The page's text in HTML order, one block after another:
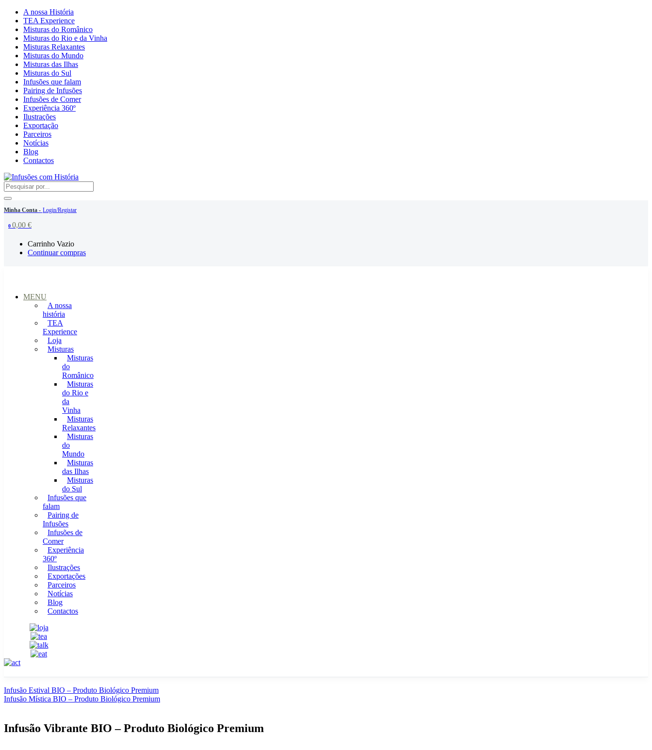
A nossa História
TEA Experience
Misturas do Românico
Misturas do Rio e da Vinha
Misturas Relaxantes
Misturas do Mundo
Misturas das Ilhas
Misturas do Sul
Infusões que falam
Pairing de Infusões
Infusões de Comer
Experiência 360º
Ilustrações
Exportação
Parceiros
Notícias
Blog
Contactos
Minha Conta - Login/Registar
0 0,00 €
Carrinho Vazio
Continuar compras
MENU
A nossa
história
TEA
Experience
Loja
Misturas
Misturas
do
Românico
Misturas
do Rio e
da
Vinha
Misturas
Relaxantes
Misturas
do
Mundo
Misturas
das Ilhas
Misturas
do Sul
Infusões que
falam
Pairing de
Infusões
Infusões de
Comer
Experiência
360º
Ilustrações
Exportações
Parceiros
Notícias
Blog
Contactos
Infusão Estival BIO – Produto Biológico Premium
Infusão Mística BIO – Produto Biológico Premium
Infusão Vibrante BIO – Produto Biológico Premium